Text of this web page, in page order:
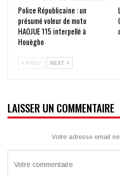
Police Républicaine : un
présumé voleur de moto
HAOJUE 115 interpellé à
Houègbo
PREV NEXT
LAISSER UN COMMENTAIRE
Votre adresse email